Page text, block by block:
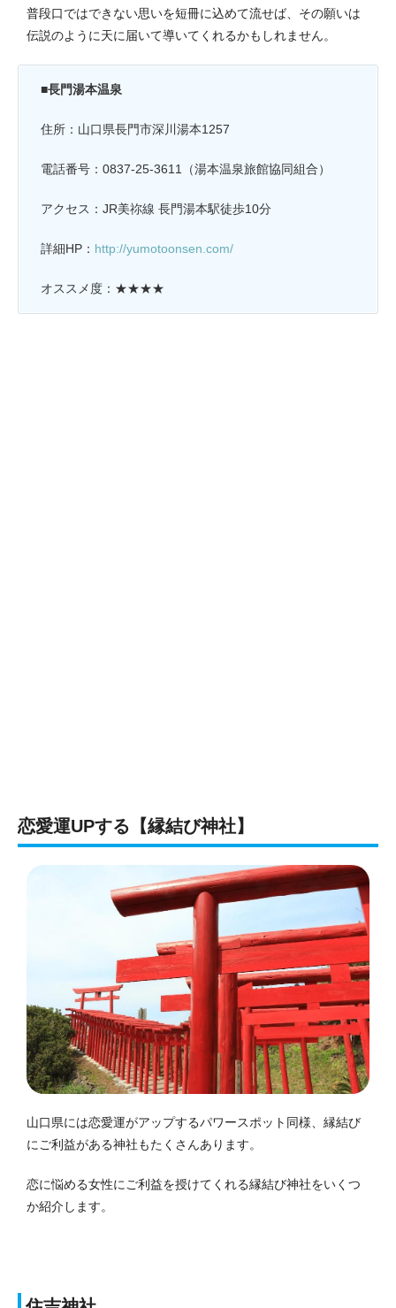
普段口ではできない思いを短冊に込めて流せば、その願いは
伝説のように天に届いて導いてくれるかもしれません。
■長門湯本温泉
住所：山口県長門市深川湯本1257
電話番号：0837-25-3611（湯本温泉旅館協同組合）
アクセス：JR美祢線 長門湯本駅徒歩10分
詳細HP： http://yumotoonsen.com/
オススメ度：★★★★
恋愛運UPする【縁結び神社】
山口県には恋愛運がアップするパワースポット同様、縁結び
にご利益がある神社もたくさんあります。
恋に悩める女性にご利益を授けてくれる縁結び神社をいくつ
か紹介します。